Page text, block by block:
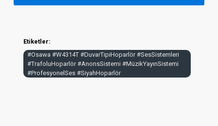
Etiketler:
#Osawa #W4314T #DuvarTipiHoparlör #SesSistemleri
#TrafoluHoparlör #AnonsSistemi #MüzikYayınSistemi
#ProfesyonelSes #SiyahHoparlör